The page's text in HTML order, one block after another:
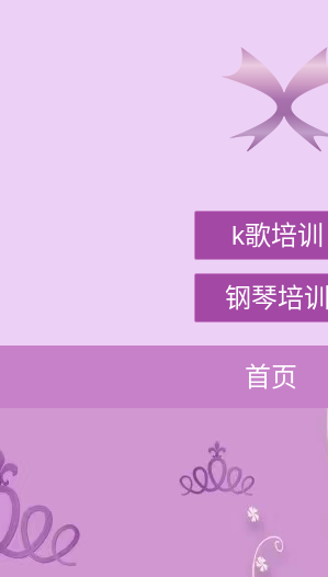
k歌培训
钢琴培训
首页